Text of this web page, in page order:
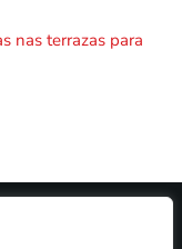
nas terrazas para
SL